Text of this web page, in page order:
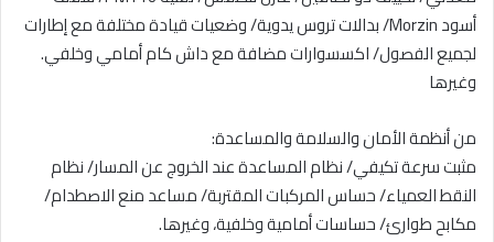
أسود Morzin/ بدالات تروس يدوية/ وضعيات قيادة مختلفة مع إطارات
لجميع الفصول/ اكسسوارات مضافة مع داش كام أمامي وخلفي.
وغيرها
من أنظمة الأمان والسلامة والمساعدة:
مثبت سرعة تكيفي/ نظام المساعدة عند الخروج عن المسار/ نظام
النقط العمياء/ حساس المركبات المقتربة/ مساعد منع الاصطدام/
مكابح طوارئ/ حساسات أمامية وخلفية، وغيرها.